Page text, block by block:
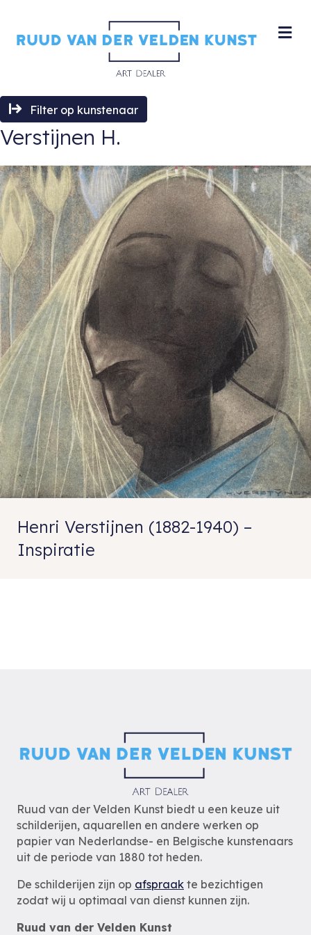
Filter op kunstenaar
Verstijnen H.
Henri Verstijnen (1882-1940) –
Inspiratie
Ruud van der Velden Kunst biedt u een keuze uit
schilderijen, aquarellen en andere werken op
papier van Nederlandse- en Belgische kunstenaars
uit de periode van 1880 tot heden.
De schilderijen zijn op afspraak te bezichtigen
zodat wij u optimaal van dienst kunnen zijn.
Ruud van der Velden Kunst